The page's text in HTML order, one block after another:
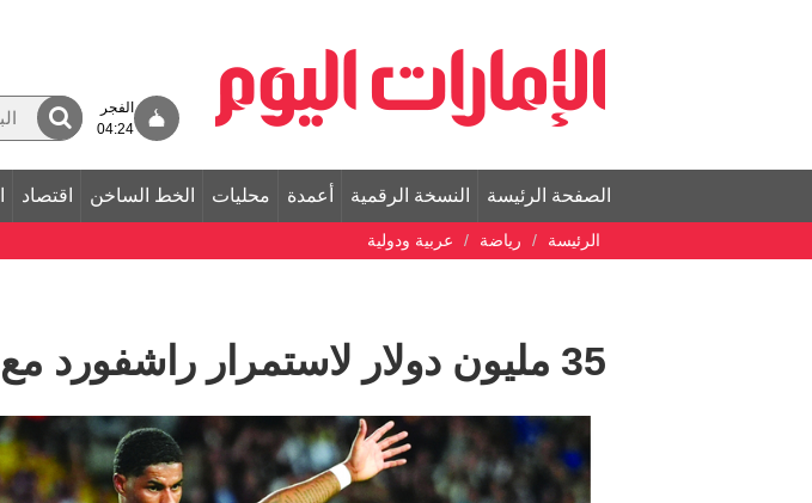
الفجر
04:24
الصفحة الرئيسة النسخة الرقمية أعمدة محليات الخط الساخن اقتصاد
الرئيسة رياضة عربية ودولية
35 مليون دولار لاستمرار راشفورد مع برشلونة